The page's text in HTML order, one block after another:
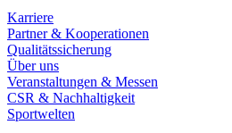
Karriere
Partner & Kooperationen
Qualitätssicherung
Über uns
Veranstaltungen & Messen
CSR & Nachhaltigkeit
Sportwelten